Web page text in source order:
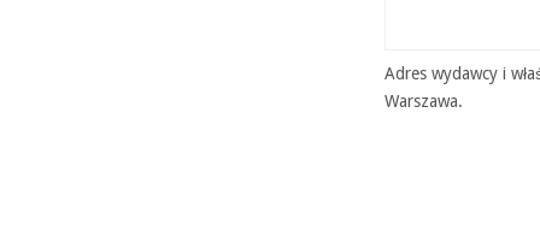
Adres wydawcy i
Warszawa.